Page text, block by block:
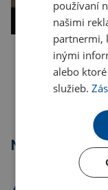
Kopírovať odkaz
používaní
našimi
partnermi,
inými
alebo
služieb.